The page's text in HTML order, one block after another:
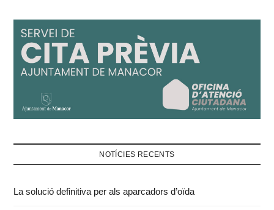
NOTÍCIES RECENTS
La solució definitiva per als aparcadors d’oïda